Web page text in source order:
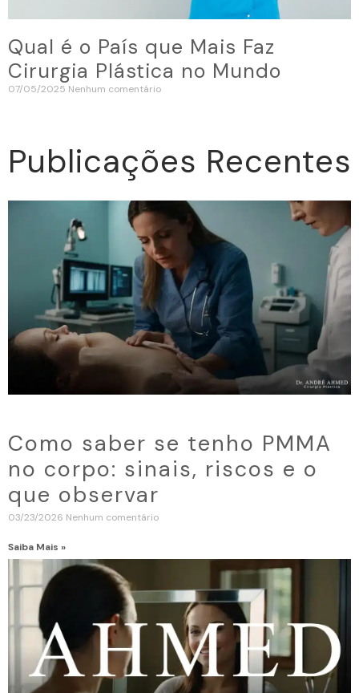
Qual é o País que Mais Faz
Cirurgia Plástica no Mundo
07/05/2025 Nenhum comentário
Publicações Recentes
Como saber se tenho PMMA
no corpo: sinais, riscos e o
que observar
03/23/2026 Nenhum comentário
Saiba Mais »